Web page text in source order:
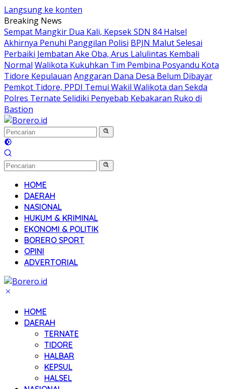
Langsung ke konten
Breaking News
Sempat Mangkir Dua Kali, Kepsek SDN 84 Halsel
Akhirnya Penuhi Panggilan Polisi BPJN Malut Selesai
Perbaiki Jembatan Ake Oba, Arus Lalulintas Kembali
Normal Walikota Kukuhkan Tim Pembina Posyandu Kota
Tidore Kepulauan Anggaran Dana Desa Belum Dibayar
Pemkot Tidore, PPDI Temui Wakil Walikota dan Sekda
Polres Ternate Selidiki Penyebab Kebakaran Ruko di
Bastion
HOME
DAERAH
NASIONAL
HUKUM & KRIMINAL
EKONOMI & POLITIK
BORERO SPORT
OPINI
ADVERTORIAL
HOME
DAERAH
TERNATE
TIDORE
HALBAR
KEPSUL
HALSEL